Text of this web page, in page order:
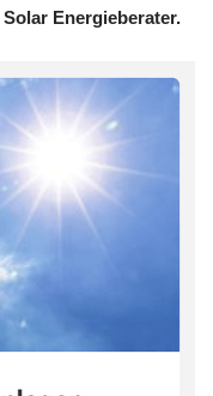
Solar Energieberater.